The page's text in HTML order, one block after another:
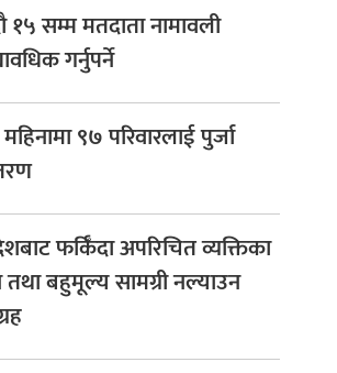
१५ सम्म मतदाता नामावली
गर्नुपर्ने
९७ परिवारलाई पुर्जा
फर्किँदा अपरिचित व्यक्तिका
बहुमूल्य सामग्री नल्याउन